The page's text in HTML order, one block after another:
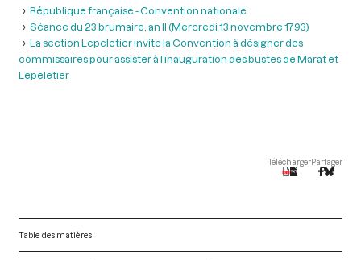
République française - Convention nationale
Séance du 23 brumaire, an II (Mercredi 13 novembre 1793)
La section Lepeletier invite la Convention à désigner des
commissaires pour assister à l’inauguration des bustes de Marat et
Lepeletier
TéléchargerPartager
Table des matières